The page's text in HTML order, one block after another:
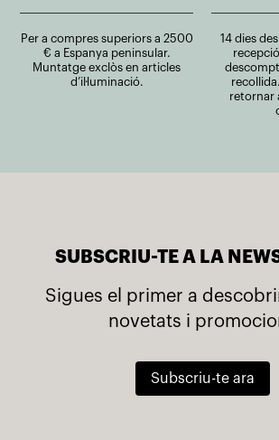
Per a compres superiors a 2500
€ a Espanya peninsular.
Muntatge exclòs en articles
d’il·luminació.
14 dies
retornar
SUBSCRIU-TE A LA
Sigues el primer a
novetats i
Subscriu-te ara